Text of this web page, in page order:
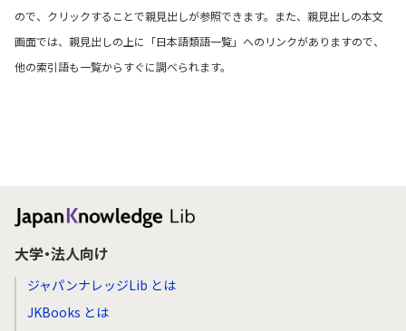
ので、クリックすることで親見出しが参照できます。また、親見出しの本文
画面では、親見出しの上に「日本語類語一覧」へのリンクがありますので、
他の索引語も一覧からすぐに調べられます。
大学・法人向け
ジャパンナレッジLib とは
JKBooks とは